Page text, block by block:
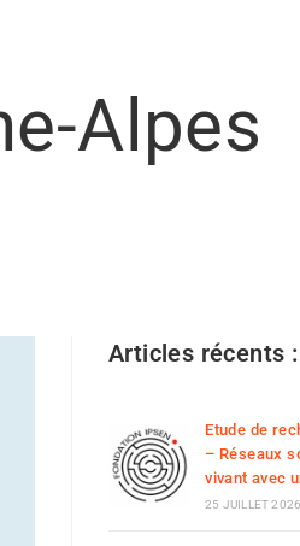
Alpes
Articles récents :
Etude de
– Réseaux
vivant avec
25 JUILLET 2026